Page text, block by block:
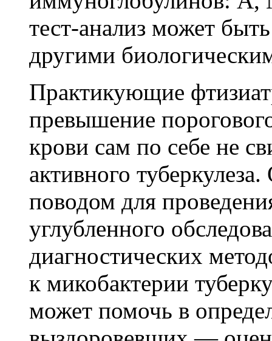
тест-анализ может
другими
Практикующие
превышение
крови сам по себе не
активного
поводом для
углубленного
диагностических
к микобактерии
может помочь в